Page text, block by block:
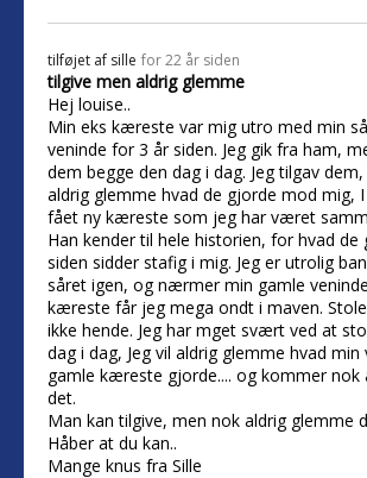
tilføjet af sille for 22 år siden
tilgive men aldrig glemme
Hej louise..
Min eks kæreste var mig utro med min
veninde for 3 år siden. Jeg gik fra ham,
dem begge den dag i dag. Jeg tilgav
aldrig glemme hvad de gjorde mod mig,
fået ny kæreste som jeg har været
Han kender til hele historien, for hvad
siden sidder stafig i mig. Jeg er utrolig
såret igen, og nærmer min gamle
kæreste får jeg mega ondt i maven.
ikke hende. Jeg har mget svært ved at
dag i dag, Jeg vil aldrig glemme hvad
gamle kæreste gjorde.... og kommer nok
det.
Man kan tilgive, men nok aldrig glemme
Håber at du kan..
Mange knus fra Sille